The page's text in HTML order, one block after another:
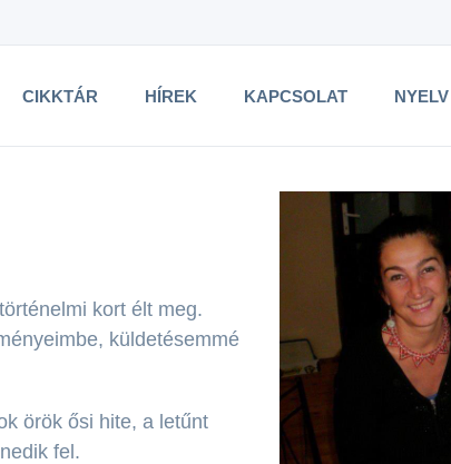
CIKKTÁR HÍREK KAPCSOLAT NYELV
kort élt meg.
küldetésemmé
örök ősi hite, a letűnt
fel.